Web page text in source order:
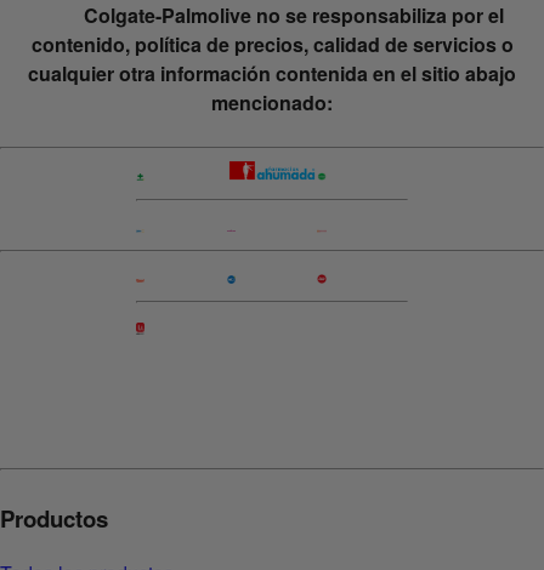
Colgate-Palmolive no se responsabiliza por el
contenido, política de precios, calidad de servicios o
cualquier otra información contenida en el sitio abajo
mencionado:
Productos